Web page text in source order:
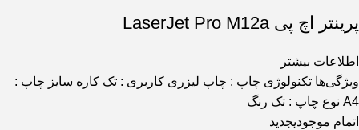
پرینتر اچ پی LaserJet Pro M12a
اطلاعات بیشتر
ویژگی‌ها تکنولوژی چاپ : چاپ لیزری کاربری : تک کاره سایز چاپ :
A4 نوع چاپ : تک رنگ
اتمام موجودیجدید